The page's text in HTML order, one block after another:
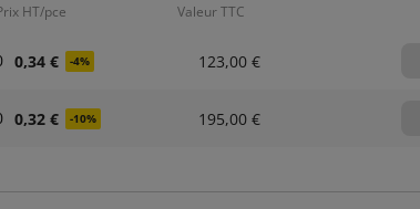
HT/pce Valeur TTC
0,34 € -4% 123,00 €
0,32 € -10% 195,00 €